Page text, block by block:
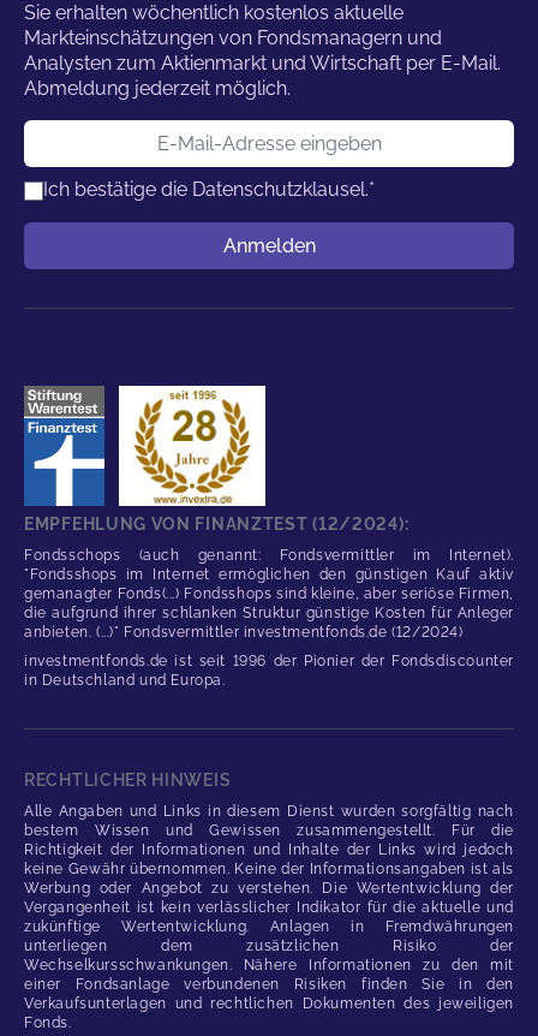
Sie erhalten wöchentlich kostenlos aktuelle
Markteinschätzungen von Fondsmanagern und
Analysten zum Aktienmarkt und Wirtschaft per E-Mail.
Abmeldung jederzeit möglich.
E-Mail-Adresse
Ich bestätige die Datenschutzklausel.*
Anmelden
EMPFEHLUNG VON FINANZTEST (12/2024):
Fondsschops (auch genannt: Fondsvermittler im Internet).
"Fondsshops im Internet ermöglichen den günstigen Kauf aktiv
gemanagter Fonds(...) Fondsshops sind kleine, aber seriöse Firmen,
die aufgrund ihrer schlanken Struktur günstige Kosten für Anleger
anbieten. (...)" Fondsvermittler investmentfonds.de (12/2024)
investmentfonds.de ist seit 1996 der Pionier der Fondsdiscounter
in Deutschland und Europa.
RECHTLICHER HINWEIS
Alle Angaben und Links in diesem Dienst wurden sorgfältig nach
bestem Wissen und Gewissen zusammengestellt. Für die
Richtigkeit der Informationen und Inhalte der Links wird jedoch
keine Gewähr übernommen. Keine der Informationsangaben ist als
Werbung oder Angebot zu verstehen. Die Wertentwicklung der
Vergangenheit ist kein verlässlicher Indikator für die aktuelle und
zukünftige Wertentwicklung. Anlagen in Fremdwährungen
unterliegen dem zusätzlichen Risiko der
Wechselkursschwankungen. Nähere Informationen zu den mit
einer Fondsanlage verbundenen Risiken finden Sie in den
Verkaufsunterlagen und rechtlichen Dokumenten des jeweiligen
Fonds.